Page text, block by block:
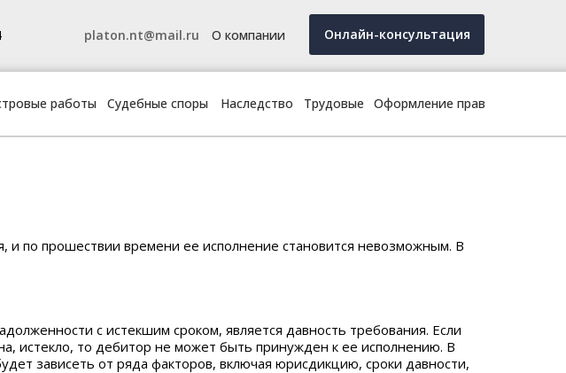
работы
platon.nt@mail.ru Онлайн-консультация
Судебные споры Наследство Трудовые Оформление прав
О компании
и по прошествии времени ее исполнение становится невозможным. В
с истекшим сроком, является давность требования. Если
истекло, то дебитор не может быть принужден к ее исполнению. В
зависеть от ряда факторов, включая юрисдикцию, сроки давности,